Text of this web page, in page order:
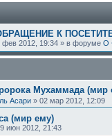
К
фев 2012, 19:34 » в форуме О
Мухаммада (мир
Асари » 02 мар 2012, 12:09
(мир ему)
июн 2012, 21:43